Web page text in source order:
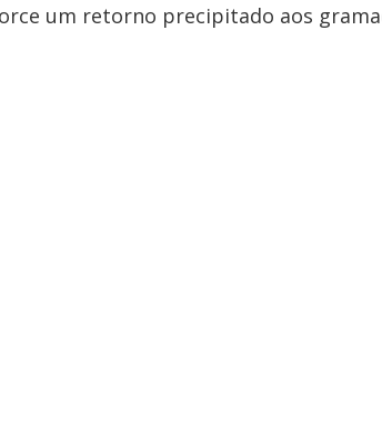
um retorno precipitado aos